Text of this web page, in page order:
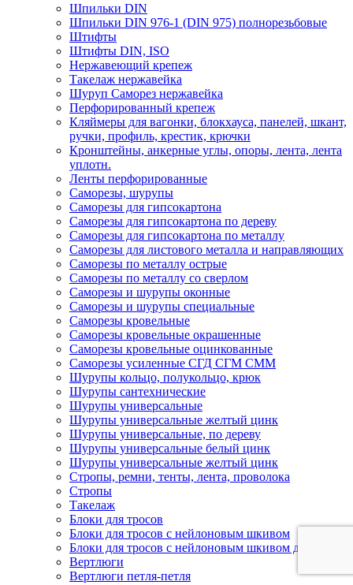
Шпильки DIN
Шпильки DIN 976-1 (DIN 975) полнорезьбовые
Штифты
Штифты DIN, ISO
Нержавеющий крепеж
Такелаж нержавейка
Шуруп Саморез нержавейка
Перфорированный крепеж
Кляймеры для вагонки, блокхауса, панелей, шкант,
ручки, профиль, крестик, крючки
Кронштейны, анкерные углы, опоры, лента, лента
уплотн.
Ленты перфорированные
Саморезы, шурупы
Саморезы для гипсокартона
Саморезы для гипсокартона по дереву
Саморезы для гипсокартона по металлу
Саморезы для листового металла и направляющих
Саморезы по металлу острые
Саморезы по металлу со сверлом
Саморезы и шурупы оконные
Саморезы и шурупы специальные
Саморезы кровельные
Саморезы кровельные окрашенные
Саморезы кровельные оцинкованные
Саморезы усиленные СГД СГМ СММ
Шурупы кольцо, полукольцо, крюк
Шурупы сантехнические
Шурупы универсальные
Шурупы универсальные желтый цинк
Шурупы универсальные, по дереву
Шурупы универсальные белый цинк
Шурупы универсальные желтый цинк
Стропы, ремни, тенты, лента, проволока
Стропы
Такелаж
Блоки для тросов
Блоки для тросов с нейлоновым шкивом
Блоки для тросов с нейлоновым шкивом двойные
Вертлюги
Вертлюги петля-петля